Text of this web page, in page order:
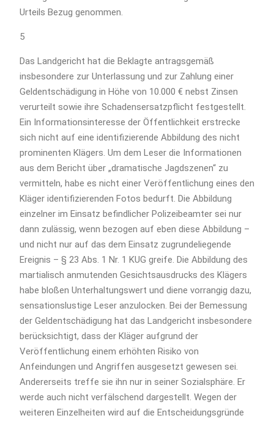
Urteils Bezug genommen.
5
Das Landgericht hat die Beklagte antragsgemäß
insbesondere zur Unterlassung und zur Zahlung einer
Geldentschädigung in Höhe von 10.000 € nebst Zinsen
verurteilt sowie ihre Schadensersatzpflicht festgestellt.
Ein Informationsinteresse der Öffentlichkeit erstrecke
sich nicht auf eine identifizierende Abbildung des nicht
prominenten Klägers. Um dem Leser die Informationen
aus dem Bericht über „dramatische Jagdszenen“ zu
vermitteln, habe es nicht einer Veröffentlichung eines den
Kläger identifizierenden Fotos bedurft. Die Abbildung
einzelner im Einsatz befindlicher Polizeibeamter sei nur
dann zulässig, wenn bezogen auf eben diese Abbildung –
und nicht nur auf das dem Einsatz zugrundeliegende
Ereignis – § 23 Abs. 1 Nr. 1 KUG greife. Die Abbildung des
martialisch anmutenden Gesichtsausdrucks des Klägers
habe bloßen Unterhaltungswert und diene vorrangig dazu,
sensationslustige Leser anzulocken. Bei der Bemessung
der Geldentschädigung hat das Landgericht insbesondere
berücksichtigt, dass der Kläger aufgrund der
Veröffentlichung einem erhöhten Risiko von
Anfeindungen und Angriffen ausgesetzt gewesen sei.
Andererseits treffe sie ihn nur in seiner Sozialsphäre. Er
werde auch nicht verfälschend dargestellt. Wegen der
weiteren Einzelheiten wird auf die Entscheidungsgründe